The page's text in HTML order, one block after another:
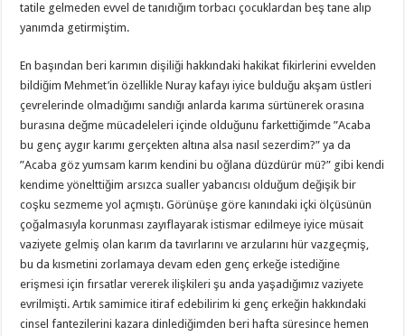
tatile gelmeden evvel de tanıdığım torbacı çocuklardan beş tane alıp
yanımda getirmiştim.
En başından beri karımın dişiliği hakkındaki hakikat fikirlerini evvelden
bildiğim Mehmet’in özellikle Nuray kafayı iyice bulduğu akşam üstleri
çevrelerinde olmadığımı sandığı anlarda karıma sürtünerek orasına
burasına değme mücadeleleri içinde olduğunu farkettiğimde ”Acaba
bu genç aygır karımı gerçekten altına alsa nasıl sezerdim?” ya da
”Acaba göz yumsam karım kendini bu oğlana düzdürür mü?” gibi kendi
kendime yönelttiğim arsızca sualler yabancısı olduğum değişik bir
coşku sezmeme yol açmıştı. Görünüşe göre kanındaki içki ölçüsünün
çoğalmasıyla korunması zayıflayarak istismar edilmeye iyice müsait
vaziyete gelmiş olan karım da tavırlarını ve arzularını hür vazgeçmiş,
bu da kısmetini zorlamaya devam eden genç erkeğe istediğine
erişmesi için fırsatlar vererek ilişkileri şu anda yaşadığımız vaziyete
evrilmişti. Artık samimice itiraf edebilirim ki genç erkeğin hakkındaki
cinsel fantezilerini kazara dinlediğimden beri hafta süresince hemen